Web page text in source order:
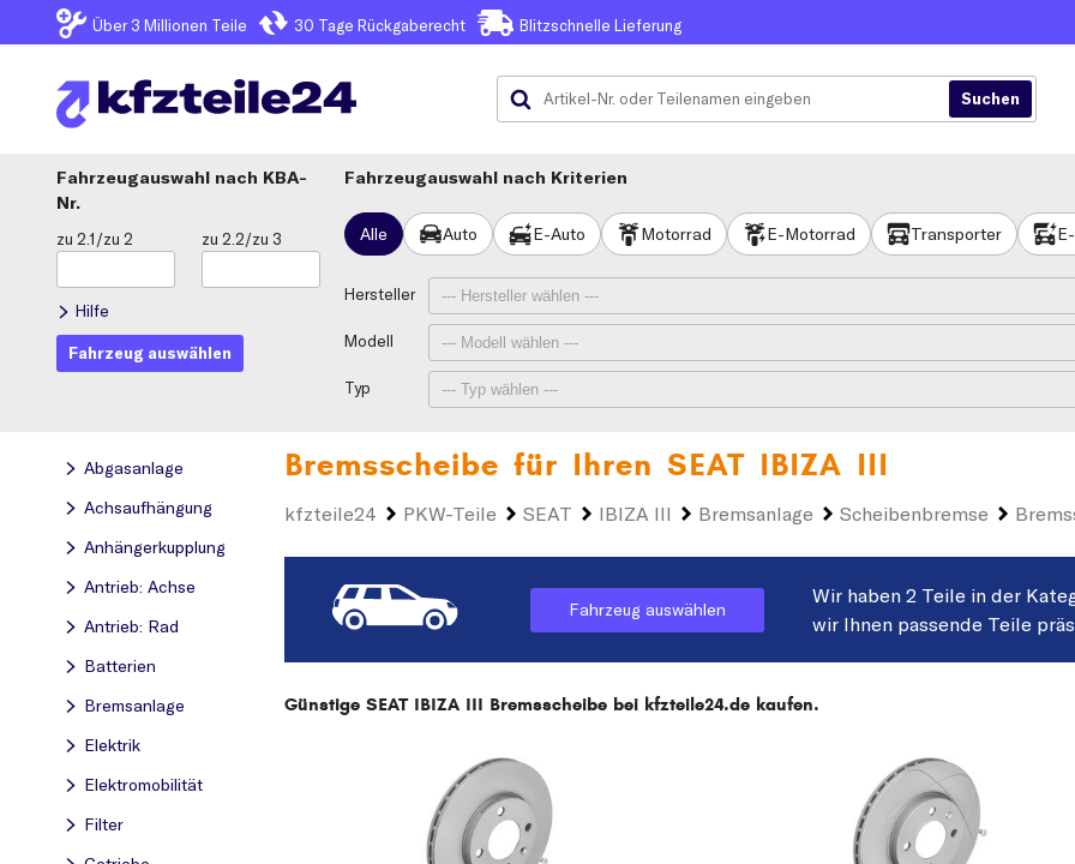
Über 3 Millionen Teile 30 Tage Rückgaberecht Blitzschnelle Lieferung
Fahrzeugauswahl
KBA-
Nr.
zu 2.1/zu 2 zu 2.2/zu 3
Hilfe
Fahrzeug auswählen
Fahrzeugauswahl nach Kriterien
Alle Auto E-Auto Motorrad E-Motorrad Transporter
Hersteller
Modell
Typ
Abgasanlage
Achsaufhängung
Anhängerkupplung
Antrieb: Achse
Antrieb: Rad
Batterien
Bremsanlage
Elektrik
Elektromobilität
Filter
Bremsscheibe für Ihren SEAT IBIZA III
kfzteile24 PKW-Teile SEAT IBIZA III Bremsanlage Scheibenbremse
Fahrzeug auswählen
Wir haben 2 Teile in der
wir Ihnen passende Teile
Günstige SEAT IBIZA III Bremsscheibe bei kfzteile24.de kaufen.